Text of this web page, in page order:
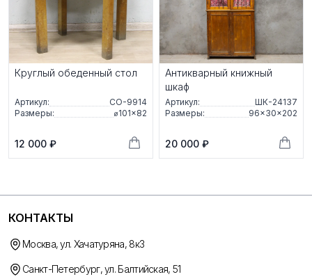
Круглый обеденный стол
Артикул:
СО-9914
Размеры:
⌀101×82
12 000 ₽
Антикварный книжный
шкаф
Артикул:
ШК-24137
Размеры:
96×30×202
20 000 ₽
КОНТАКТЫ
Москва, ул. Хачатуряна, 8к3
Санкт-Петербург, ул. Балтийская, 51